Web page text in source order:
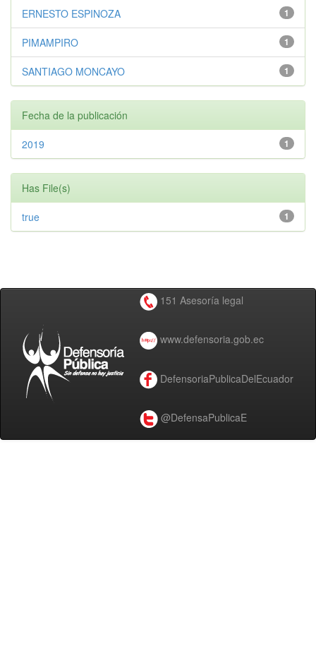
1
ERNESTO ESPINOZA
1
PIMAMPIRO
1
SANTIAGO MONCAYO
Fecha de la publicación
1
2019
Has File(s)
1
true
151 Asesoría legal
www.defensoria.gob.ec
DefensoriaPublicaDelEcuador
@DefensaPublicaE